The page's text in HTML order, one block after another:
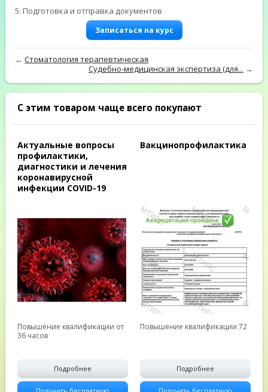
5. Подготовка и отправка документов
Записаться на курс
←Стоматология терапевтическая
Судебно-медицинская экспертиза (для... →
С этим товаром чаще всего покупают
Актуальные вопросы
профилактики,
диагностики и лечения
коронавирусной
инфекции COVID-19
Повышение квалификации от
36 часов
Подробнее
Вакцинопрофилактика
Повышение квалификации 72
Подробнее